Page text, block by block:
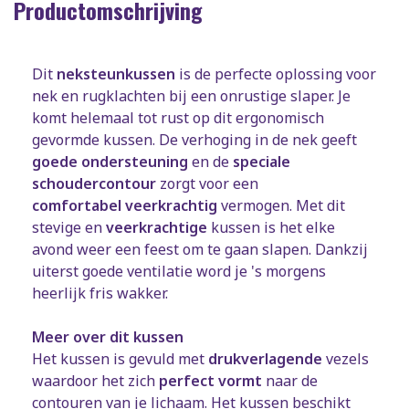
Productomschrijving
Dit neksteunkussen is de perfecte oplossing voor
nek en rugklachten bij een onrustige slaper. Je
komt helemaal tot rust op dit ergonomisch
gevormde kussen. De verhoging in de nek geeft
goede ondersteuning en de speciale
schoudercontour zorgt voor een
comfortabel veerkrachtig vermogen. Met dit
stevige enveerkrachtige kussen is het elke
avond weer een feest om te gaan slapen. Dankzij
uiterst goede ventilatie word je 's morgens
heerlijk fris wakker.
Meer over dit kussen
Het kussen is gevuld met drukverlagende vezels
waardoor het zich perfect vormt naar de
contouren van je lichaam. Het kussen beschikt